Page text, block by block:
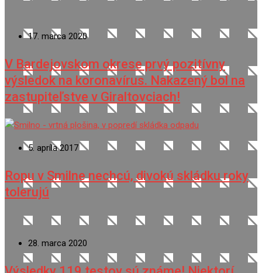
17. marca 2020
V Bardejovskom okrese prvý pozitívny
výsledok na koronavírus. Nakazený bol na
zastupiteľstve v Giraltovciach!
5. apríla 2017
Ropu v Smilne nechcú, divokú skládku roky
tolerujú
28. marca 2020